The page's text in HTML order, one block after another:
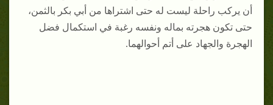
أن يركب راحلة ليست له حتى اشتراها من أبي بكر بالثمن،
حتى تكون هجرته بماله ونفسه رغبة في استكمال فضل
الهجرة والجهاد على أتم أحوالهما.